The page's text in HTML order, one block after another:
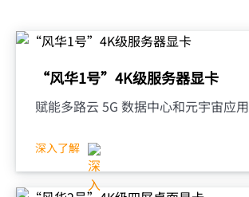
“风华1号”4K级服务器显卡
赋能多路云 5G 数据中心和元宇宙应用
深入了解